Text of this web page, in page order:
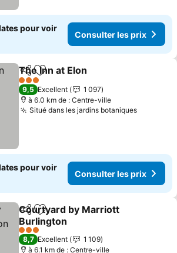
pour voir
Consulter les prix
PartagerAjouter à mes favoris
The Inn at Elon
3 Étoiles
9,5 Excellent
1 097
à 6.0 km de : Centre-ville
Situé dans les jardins botaniques
pour voir
Consulter les prix
PartagerAjouter à mes favoris
Courtyard by Marriott
Burlington
3 Étoiles
8,7 Excellent
1 109
à 6.1 km de : Centre-ville